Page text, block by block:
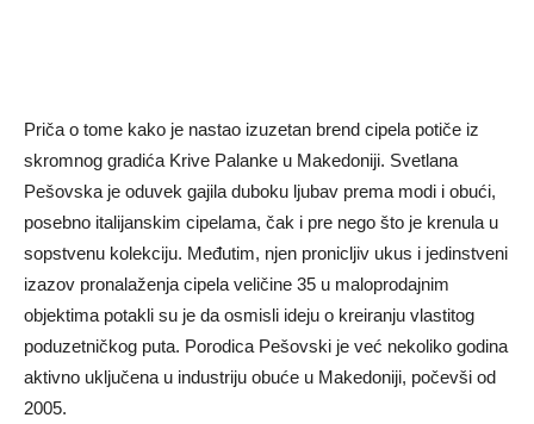
Priča o tome kako je nastao izuzetan brend cipela potiče iz
skromnog gradića Krive Palanke u Makedoniji. Svetlana
Pešovska je oduvek gajila duboku ljubav prema modi i obući,
posebno italijanskim cipelama, čak i pre nego što je krenula u
sopstvenu kolekciju. Međutim, njen pronicljiv ukus i jedinstveni
izazov pronalaženja cipela veličine 35 u maloprodajnim
objektima potakli su je da osmisli ideju o kreiranju vlastitog
poduzetničkog puta. Porodica Pešovski je već nekoliko godina
aktivno uključena u industriju obuće u Makedoniji, počevši od
2005.